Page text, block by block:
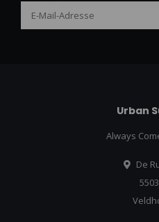
Urban
Always
De